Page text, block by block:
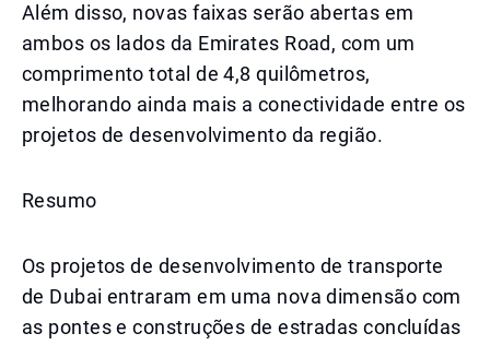
Além disso, novas faixas serão abertas em
ambos os lados da Emirates Road, com um
comprimento total de 4,8 quilômetros,
melhorando ainda mais a conectividade entre os
projetos de desenvolvimento da região.
Resumo
Os projetos de desenvolvimento de transporte
de Dubai entraram em uma nova dimensão com
as pontes e construções de estradas concluídas